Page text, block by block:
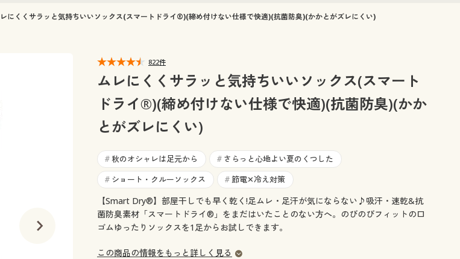
寝具・インテリア・家具通販すべて
カーテン・ラグ・ファブリック
美容・健康通販すべて制服・スクールすべて
ジュニア・ティーンズ下着
大きいサイズ通販すべて
大きいサイズ レディース下着
大きいサイズ メンズ
バーゲンセール
にくくサラッと気持ちいいソックス(スマートドライ®)(締め付けない仕様で快適)(抗菌防臭)(かかとがズレにくい)
822件
ムレにくくサラッと気持ちいいソックス(スマート
ドライ®)(締め付けない仕様で快適)(抗菌防臭)(かか
とがズレにくい)
# 秋のオシャレは足元から # さらっと心地よい夏のくつした
# ショート・クルーソックス # 節電✕冷え対策
【Smart Dry®】部屋干しでも早く乾く!足ムレ・足汗が気にならない♪吸汗・速乾&抗
菌防臭素材「スマートドライ®」をまだはいたことのない方へ。のびのびフィットの口
ゴムゆったりソックスを1足からお試しできます。
この商品の情報をもっと詳しく見る